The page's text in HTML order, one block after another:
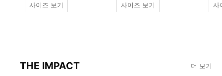
사이즈 보기 사이즈 보기 사
THE IMPACT 더 보기